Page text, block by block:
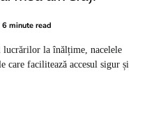
6 minute read
la înălțime, nacelele
care facilitează accesul sigur și